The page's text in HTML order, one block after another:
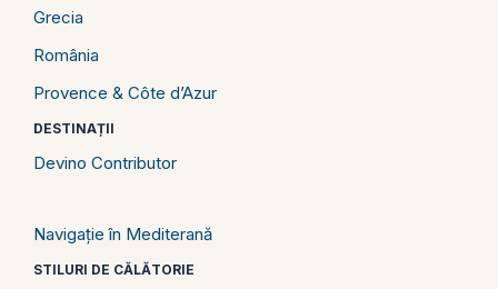
Grecia
România
Provence & Côte d’Azur
DESTINAȚII
Devino Contributor
Navigație în Mediterană
STILURI DE CĂLĂTORIE